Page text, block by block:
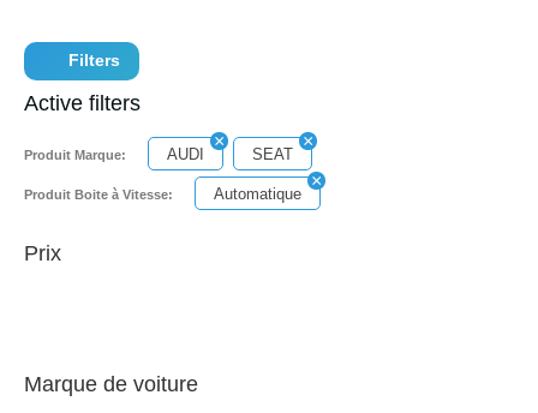
Filters
Active filters
Produit Marque: AUDI SEAT
Produit Boite à Vitesse: Automatique
Prix
Marque de voiture